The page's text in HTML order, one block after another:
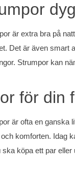
är extra bra på
Det är även smart
Strumpor kan
för din
är ofta en ganska
komforten. Idag
köpa ett par